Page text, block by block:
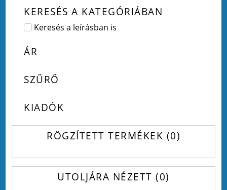
KERESÉS A KATEGÓRIÁBAN
Keresés a leírásban is
ÁR
SZŰRŐ
KIADÓK
RÖGZÍTETT TERMÉKEK 0
UTOLJÁRA NÉZETT 0